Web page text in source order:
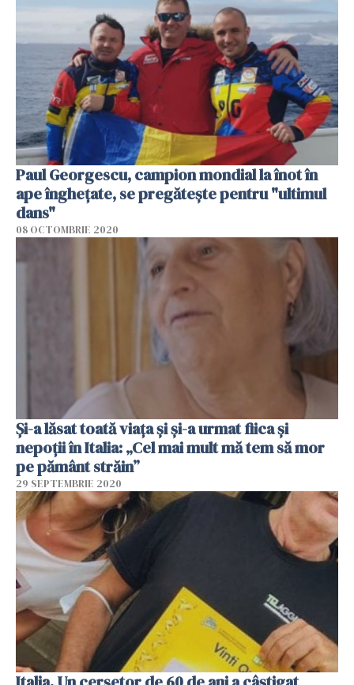
Paul Georgescu, campion mondial la înot în
ape înghețate, se pregătește pentru "ultimul
dans"
08 OCTOMBRIE 2020
Și-a lăsat toată viața și și-a urmat fiica și
nepoții în Italia: „Cel mai mult mă tem să mor
pe pământ străin”
29 SEPTEMBRIE 2020